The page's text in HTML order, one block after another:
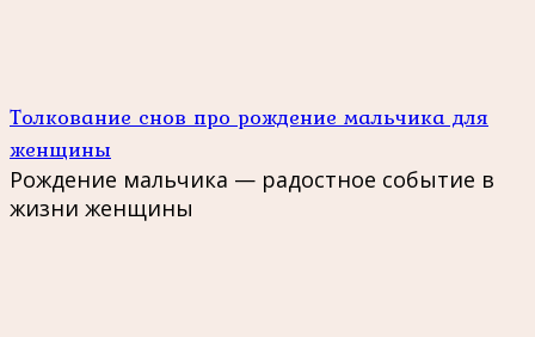
Толкование снов про рождение мальчика для
женщины
Рождение мальчика — радостное событие в
жизни женщины